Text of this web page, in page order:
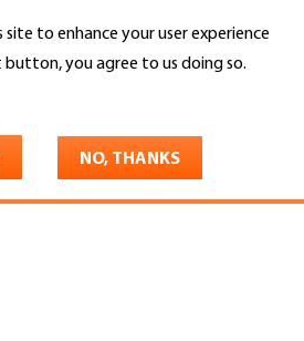
site to enhance your user experience
button, you agree to us doing so.
NO, THANKS
Search
SA